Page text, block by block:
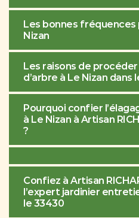
Les bonnes fréquences
Nizan
Les raisons de procéder
d’arbre à Le Nizan dans
Pourquoi confier
à Le Nizan à Artisan
?
Confiez à Artisan
l’expert jardinier
le 33430